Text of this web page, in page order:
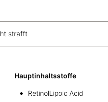
strafft
Hauptinhaltsstoffe
RetinolLipoic Acid